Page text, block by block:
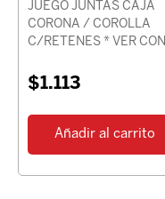
JUEGO JUNTAS CAJA
CORONA / COROLLA
C/RETENES * VER CON
$1.113
Añadir al carrito